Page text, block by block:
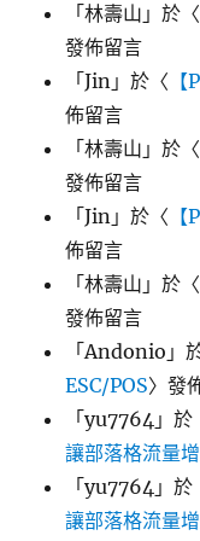
「林壽山 」於〈
發佈留言
「Jin 」於〈
佈留言
「林壽山 」於〈
發佈留言
「Jin 」於〈
佈留言
「林壽山 」於〈
發佈留言
「Andonio 」
ESC/POS〉發
「yu7764 」於
讓部落格流量
「yu7764 」於
讓部落格流量